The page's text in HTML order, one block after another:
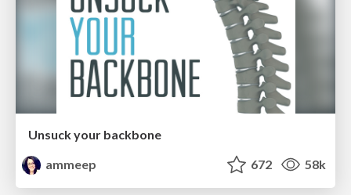
Unsuck your backbone
ammeep
672 58k